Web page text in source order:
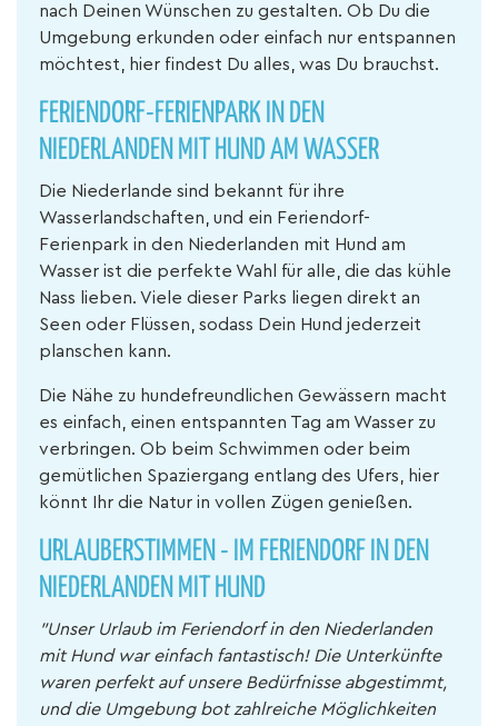
nach Deinen Wünschen zu gestalten. Ob Du die
Umgebung erkunden oder einfach nur entspannen
möchtest, hier findest Du alles, was Du brauchst.
FERIENDORF-FERIENPARK IN DEN
NIEDERLANDEN MIT HUND AM WASSER
Die Niederlande sind bekannt für ihre
Wasserlandschaften, und ein Feriendorf-
Ferienpark in den Niederlanden mit Hund am
Wasser ist die perfekte Wahl für alle, die das kühle
Nass lieben. Viele dieser Parks liegen direkt an
Seen oder Flüssen, sodass Dein Hund jederzeit
planschen kann.
Die Nähe zu hundefreundlichen Gewässern macht
es einfach, einen entspannten Tag am Wasser zu
verbringen. Ob beim Schwimmen oder beim
gemütlichen Spaziergang entlang des Ufers, hier
könnt Ihr die Natur in vollen Zügen genießen.
URLAUBERSTIMMEN - IM FERIENDORF IN DEN
NIEDERLANDEN MIT HUND
"Unser Urlaub im Feriendorf in den Niederlanden
mit Hund war einfach fantastisch! Die Unterkünfte
waren perfekt auf unsere Bedürfnisse abgestimmt,
und die Umgebung bot zahlreiche Möglichkeiten